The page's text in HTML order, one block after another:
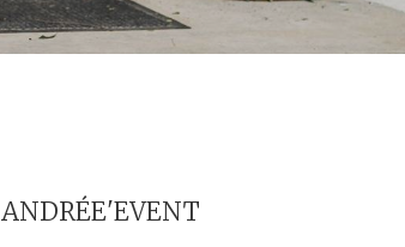
ANDRÉE'EVENT